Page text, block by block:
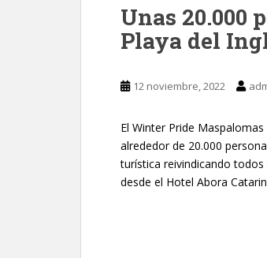
Unas 20.000
Playa del
12 noviembre, 2022
El Winter Pride
alrededor de 20.000
turística reivindicando
desde el Hotel Abora